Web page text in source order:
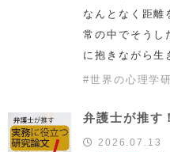
なんとなく距離
常の中でそうし
に抱きながら生
#世界の心理学
弁護士が推す
2026.07.13